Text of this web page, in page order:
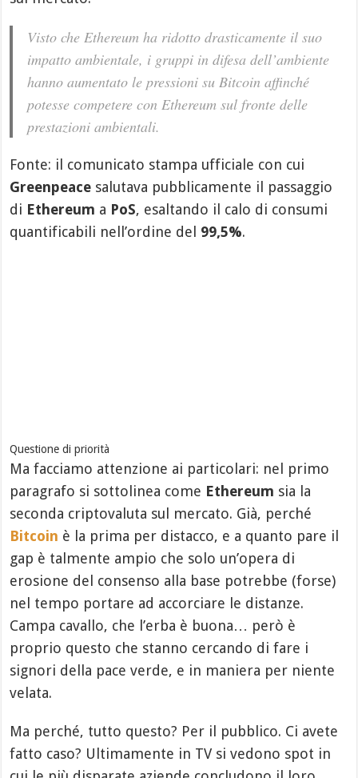
Visto che Ethereum ha ridotto drasticamente il suo
impatto ambientale, i gruppi in difesa dell’ambiente
hanno aumentato le pressioni su Bitcoin affinché
potesse competere con Ethereum sul fronte delle
prestazioni ambientali.
Fonte: il comunicato stampa ufficiale con cui
Greenpeace salutava pubblicamente il passaggio
di Ethereum a PoS, esaltando il calo di consumi
quantificabili nell’ordine del 99,5%.
Questione di priorità
Ma facciamo attenzione ai particolari: nel primo
paragrafo si sottolinea come Ethereum sia la
seconda criptovaluta sul mercato. Già, perché
Bitcoin è la prima per distacco, e a quanto pare il
gap è talmente ampio che solo un’opera di
erosione del consenso alla base potrebbe (forse)
nel tempo portare ad accorciare le distanze.
Campa cavallo, che l’erba è buona… però è
proprio questo che stanno cercando di fare i
signori della pace verde, e in maniera per niente
velata.
Ma perché, tutto questo? Per il pubblico. Ci avete
fatto caso? Ultimamente in TV si vedono spot in